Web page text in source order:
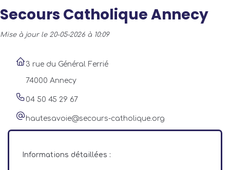
Secours Catholique Annecy
Mise à jour le 20-05-2026 à 10:09
3 rue du Général Ferrié
74000 Annecy
04 50 45 29 67
hautesavoie@secours-catholique.org
Informations détaillées :